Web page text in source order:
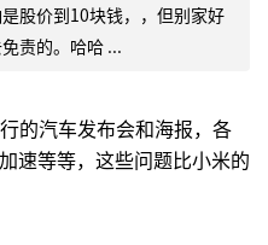
股价到10块钱，，但别家好
责的。哈哈 ...
的汽车发布会和海报，各
速等等，这些问题比小米的